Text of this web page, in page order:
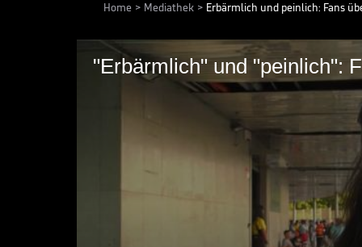
Home > Mediathek > Erbärmlich und peinlich: Fans
"Erbärmlich" und
Kuss-Skandal um
Der spanische
Fifa suspendiert. Fußballfans
Jährigen schockiert und